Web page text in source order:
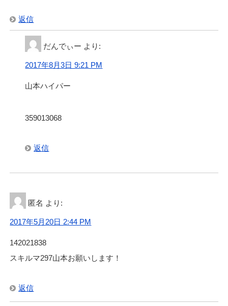
返信
だんでぃー より:
2017年8月3日 9:21 PM
山本ハイパー
359013068
返信
匿名 より:
2017年5月20日 2:44 PM
142021838
スキルマ297山本お願いします！
返信